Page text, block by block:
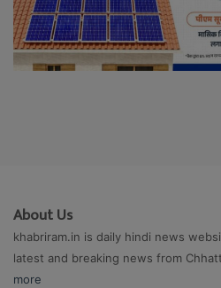
About Us
khabriram.in is daily hindi news
latest and breaking news from
more